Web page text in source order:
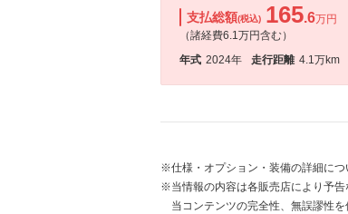
支払総額(税込) 165.6万円
（諸経費6.1万円含む）
年式 2024年 走行距離 4.1万km
※仕様・オプション・装備の詳細につ
※当情報の内容は各販売店により予
当コンテンツの完全性、無誤謬性